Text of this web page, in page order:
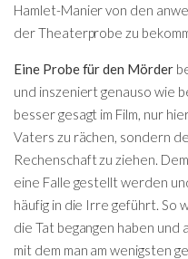
Hamlet-Manier von den
der Theaterprobe zu
Eine Probe für den Mörder
und inszeniert genauso wie
besser gesagt im Film, nur
Vaters zu rächen, sondern
Rechenschaft zu ziehen.
eine Falle gestellt werden
häufig in die Irre geführt. So
die Tat begangen haben und
mit dem man am wenigsten